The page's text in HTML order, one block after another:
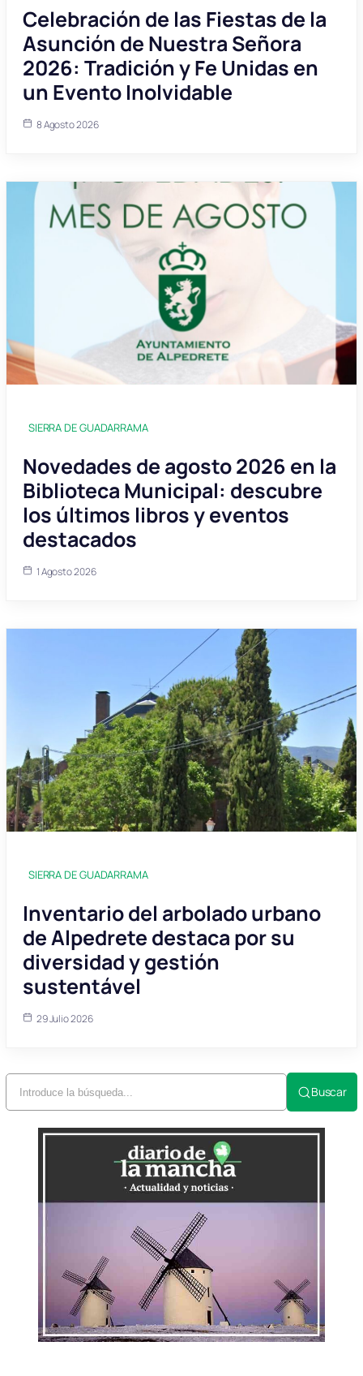
Celebración de las Fiestas de la
Asunción de Nuestra Señora
2026: Tradición y Fe Unidas en
un Evento Inolvidable
8 Agosto 2026
SIERRA DE GUADARRAMA
Novedades de agosto 2026 en la
Biblioteca Municipal: descubre
los últimos libros y eventos
destacados
1 Agosto 2026
SIERRA DE GUADARRAMA
Inventario del arbolado urbano
de Alpedrete destaca por su
diversidad y gestión
sustentável
29 Julio 2026
Buscar